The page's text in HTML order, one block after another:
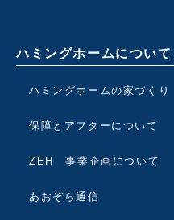
ハミングホームについて
ハミングホームの家づくり
保障とアフターについて
ZEH 事業企画について
あおぞら通信